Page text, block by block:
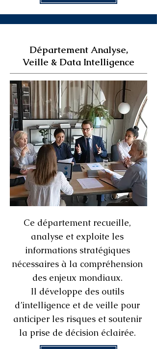
Département Analyse,
Veille & Data Intelligence
Ce département recueille,
analyse et exploite les
informations stratégiques
nécessaires à la compréhension
des enjeux mondiaux.
Il développe des outils
d’intelligence et de veille pour
anticiper les risques et soutenir
la prise de décision éclairée.